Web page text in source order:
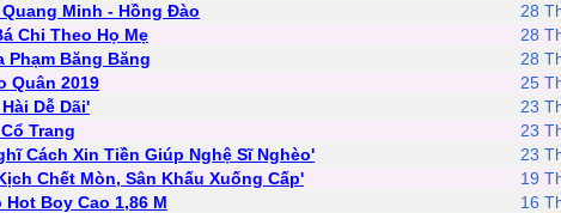
Minh - Hồng Đào
28
Chi Theo Họ Mẹ
28
Phạm Băng Băng
28
Quân 2019
25
Dễ Dãi'
23
Trang
23
Cách Xin Tiền Giúp Nghệ Sĩ Nghèo'
23
Chết Mòn, Sân Khấu Xuống Cấp'
19
Boy Cao 1,86 M
16